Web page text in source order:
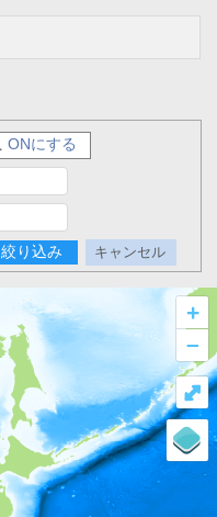
ONにする
絞り込み
キャンセル
+
–
⤢